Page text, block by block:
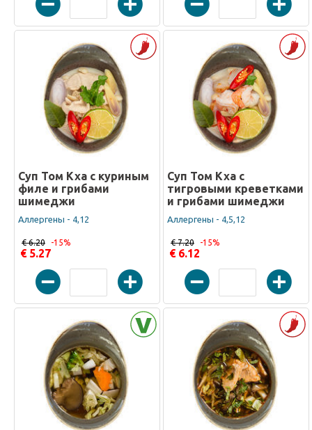
Суп Том Кха с куриным
филе и грибами
шимеджи
Аллергены - 4,12
€ 5.27
€ 6.20 -15%
Суп Том Кха с
тигровыми креветками
и грибами шимеджи
Аллергены - 4,5,12
€ 6.12
€ 7.20 -15%